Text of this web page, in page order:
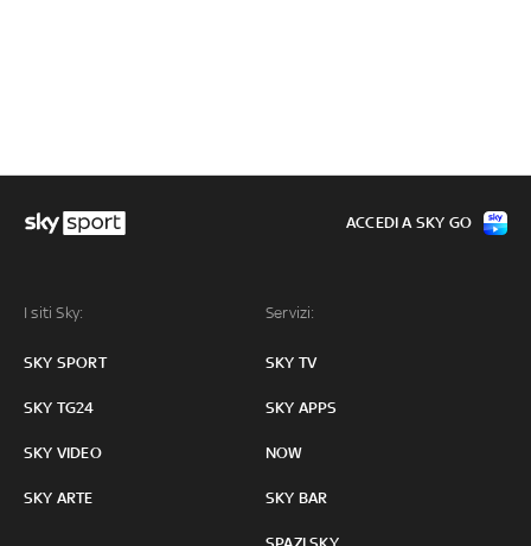
I siti Sky:
SKY SPORT
SKY TG24
SKY VIDEO
SKY ARTE
Servizi:
SKY TV
SKY APPS
NOW
SKY BAR
ACCEDI A SKY GO